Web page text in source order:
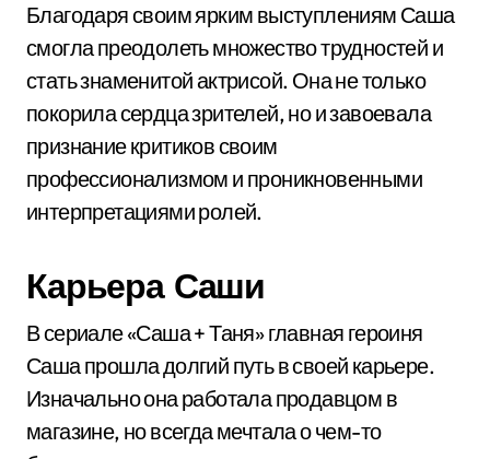
Благодаря своим ярким выступлениям Саша
смогла преодолеть множество трудностей и
стать знаменитой актрисой. Она не только
покорила сердца зрителей, но и завоевала
признание критиков своим
профессионализмом и проникновенными
интерпретациями ролей.
Карьера Саши
В сериале «Саша + Таня» главная героиня
Саша прошла долгий путь в своей карьере.
Изначально она работала продавцом в
магазине, но всегда мечтала о чем-то